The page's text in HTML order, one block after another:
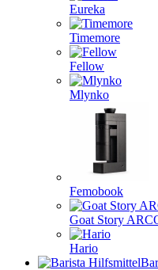
Eureka
Timemore
Fellow
Mlynko
Femobook
Goat Story
Hario